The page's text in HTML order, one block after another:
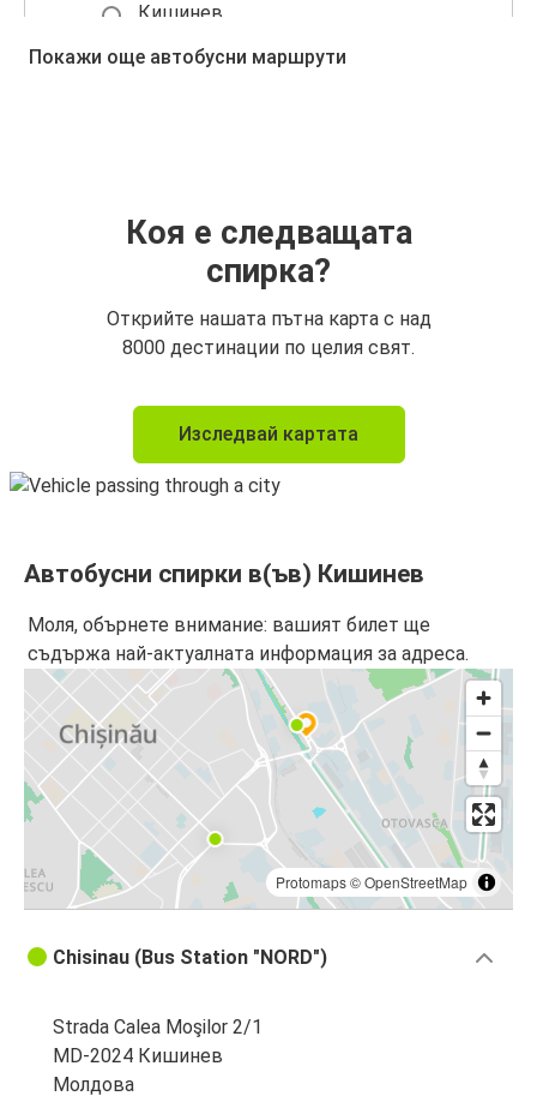
Кишинев
Покажи още автобусни маршрути
Коя е следващата
спирка?
Открийте нашата пътна карта с над
8000 дестинации по целия свят.
Изследвай картата
Автобусни спирки в(ъв) Кишинев
Моля, обърнете внимание: вашият билет ще
съдържа най-актуалната информация за адреса.
Protomaps©OpenStreetMap
Chisinau (Bus Station "NORD")
Strada Calea Moşilor 2/1
MD-2024 Кишинев
Молдова